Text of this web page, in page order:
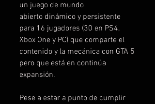
un juego de mundo
abierto dinámico y persistente
para 16 jugadores (30 en PS4,
Xbox One y PC) que comparte el
contenido y la mecánica con GTA 5
pero que está en continúa
expansión.
Pese a estar a punto de cumplir